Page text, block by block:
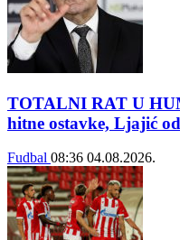
TOTALNI RAT U
hitne ostavke, Ljajić
Fudbal 08:36 04.08.2026.